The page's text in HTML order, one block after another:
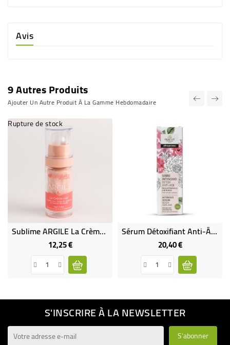
Avis
9 Autres Produits
Ajouter Un Autre Produit À La Gamme Hebdomadaire
Rupture de stock
Sublime ARGILE La Crème De Soin Nuit À L'argile Rose
12,25 €Prix
Sérum Détoxifiant Anti-Âge Bio, À La Rosa De Damas Et Thé Blanc Bio
20,40 €Prix
S'INSCRIRE À LA NEWSLETTER